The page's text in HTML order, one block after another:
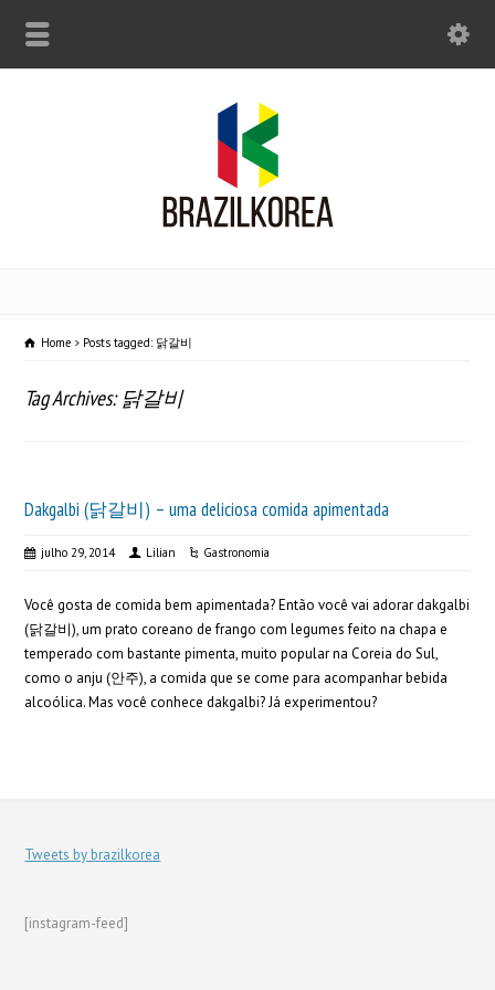
Home Posts tagged: 닭갈비
Tag Archives: 닭갈비
Dakgalbi (닭갈비) – uma deliciosa comida apimentada
julho 29, 2014 Lilian Gastronomia
Você gosta de comida bem apimentada? Então você vai adorar dakgalbi
(닭갈비), um prato coreano de frango com legumes feito na chapa e
temperado com bastante pimenta, muito popular na Coreia do Sul,
como o anju (안주), a comida que se come para acompanhar bebida
alcoólica. Mas você conhece dakgalbi? Já experimentou?
Tweets by brazilkorea
[instagram-feed]